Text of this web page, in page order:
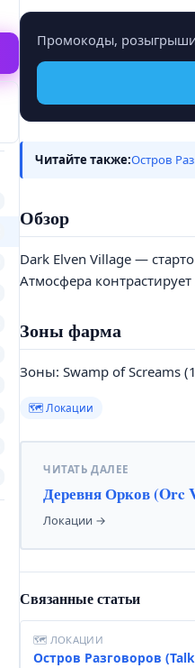
Промокоды, розыгрыши
Читайте также:Остров
Обзор
Dark Elven Village —
Атмосфера
Зоны фарма
Зоны: Swamp of Screams
🗺 Локации
ЧИТАТЬ ДАЛЕЕ
Деревня Орков (Orc
Локации →
Связанные статьи
🗺 ЛОКАЦИИ
Остров Разговоров